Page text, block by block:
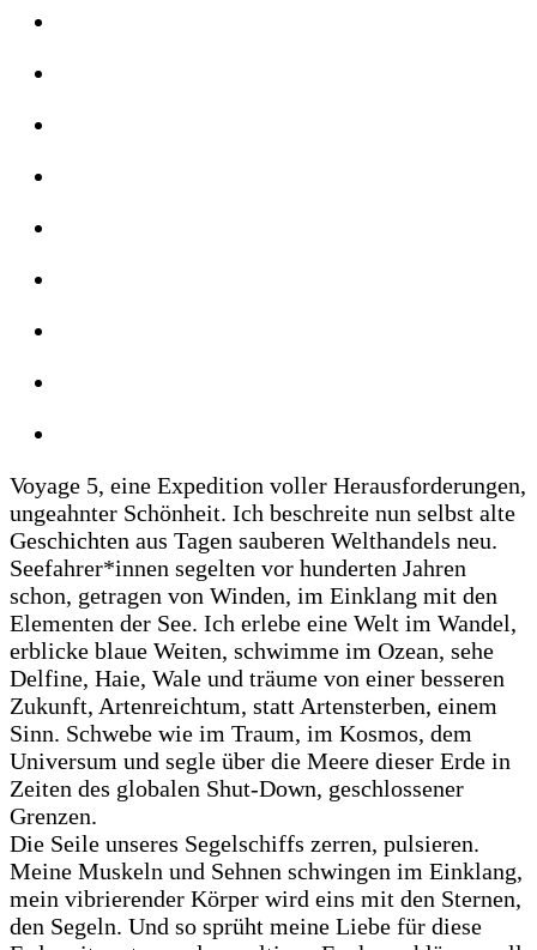
Voyage 5, eine Expedition voller Herausforderungen,
ungeahnter Schönheit. Ich beschreite nun selbst alte
Geschichten aus Tagen sauberen Welthandels neu.
Seefahrer*innen segelten vor hunderten Jahren
schon, getragen von Winden, im Einklang mit den
Elementen der See. Ich erlebe eine Welt im Wandel,
erblicke blaue Weiten, schwimme im Ozean, sehe
Delfine, Haie, Wale und träume von einer besseren
Zukunft, Artenreichtum, statt Artensterben, einem
Sinn. Schwebe wie im Traum, im Kosmos, dem
Universum und segle über die Meere dieser Erde in
Zeiten des globalen Shut-Down, geschlossener
Grenzen.
Die Seile unseres Segelschiffs zerren, pulsieren.
Meine Muskeln und Sehnen schwingen im Einklang,
mein vibrierender Körper wird eins mit den Sternen,
den Segeln. Und so sprüht meine Liebe für diese